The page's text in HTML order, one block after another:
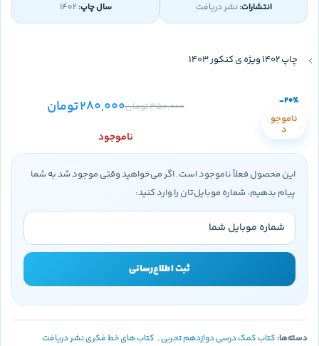
انتشارات:نشر دریافت سال چاپ:
چاپ 1402 ویژه ی کنکور 1403
-20%
ناموجو
د
350,000تومان280,000تومان
ناموجود
این محصول فعلاً ناموجود است. اگر می‌خواهید وقتی موجود شد به شما
پیام بدهیم، شماره موبایل‌تان را وارد کنید:
ثبت اطلاع‌رسانی
دسته‌ها:کتاب کمک درسی دوازدهم تجربی , کتاب های خط فکری نشر دریافت